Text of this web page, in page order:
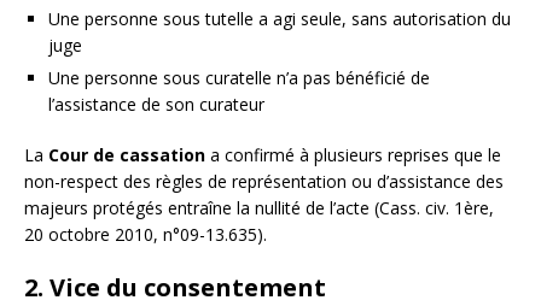
Une personne sous tutelle a agi seule, sans autorisation du
juge
Une personne sous curatelle n’a pas bénéficié de
l’assistance de son curateur
La Cour de cassation a confirmé à plusieurs reprises que le
non-respect des règles de représentation ou d’assistance des
majeurs protégés entraîne la nullité de l’acte (Cass. civ. 1ère,
20 octobre 2010, n°09-13.635).
2. Vice du consentement